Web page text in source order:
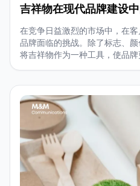
吉祥物在现代品牌建设
在竞争日益激烈的市场中，在
品牌面临的挑战。除了标志、
将吉祥物作为一种工具，使品牌